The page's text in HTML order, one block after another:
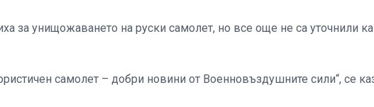
за унищожаването на руски самолет, но все още не са уточнили
самолет – добри новини от Военновъздушните сили“, се